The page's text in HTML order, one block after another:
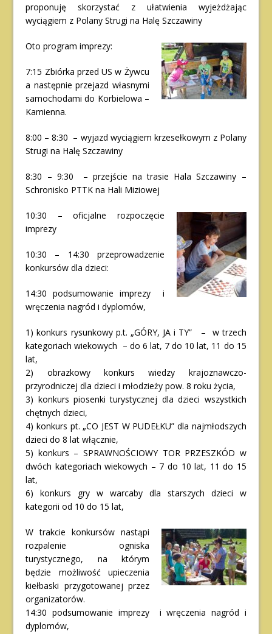
proponuję skorzystać z ułatwienia wyjeżdżając
wyciągiem z Polany Strugi na Halę Szczawiny
Oto program imprezy:
7:15 Zbiórka przed US w Żywcu
a następnie przejazd własnymi
samochodami do Korbielowa –
Kamienna.
8:00 – 8:30 – wyjazd wyciągiem krzesełkowym z Polany
Strugi na Halę Szczawiny
8:30 – 9:30 – przejście na trasie Hala Szczawiny –
Schronisko PTTK na Hali Miziowej
10:30 – oficjalne rozpoczęcie
imprezy
10:30 – 14:30 przeprowadzenie
konkursów dla dzieci:
14:30 podsumowanie imprezy i
wręczenia nagród i dyplomów,
1) konkurs rysunkowy p.t. „GÓRY, JA i TY” – w trzech
kategoriach wiekowych – do 6 lat, 7 do 10 lat, 11 do 15
lat,
2) obrazkowy konkurs wiedzy krajoznawczo-
przyrodniczej dla dzieci i młodzieży pow. 8 roku życia,
3) konkurs piosenki turystycznej dla dzieci wszystkich
chętnych dzieci,
4) konkurs pt. „CO JEST W PUDEŁKU” dla najmłodszych
dzieci do 8 lat włącznie,
5) konkurs – SPRAWNOŚCIOWY TOR PRZESZKÓD w
dwóch kategoriach wiekowych – 7 do 10 lat, 11 do 15
lat,
6) konkurs gry w warcaby dla starszych dzieci w
kategorii od 10 do 15 lat,
W trakcie konkursów nastąpi
rozpalenie ogniska
turystycznego, na którym
będzie możliwość upieczenia
kiełbaski przygotowanej przez
organizatorów.
14:30 podsumowanie imprezy i wręczenia nagród i
dyplomów,